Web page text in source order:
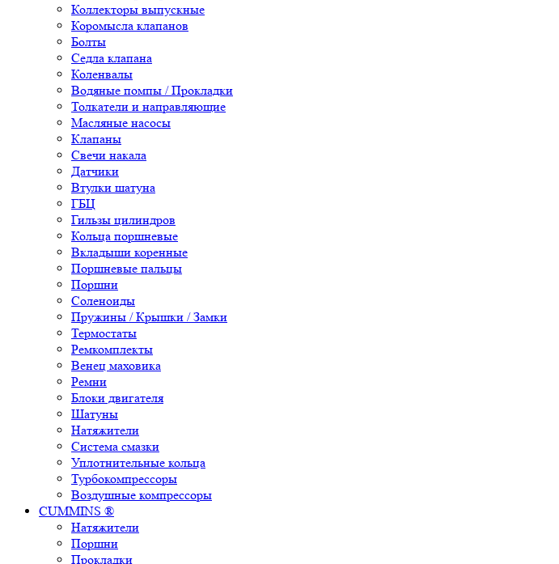
Коллекторы выпускные
Коромысла клапанов
Болты
Седла клапана
Коленвалы
Водяные помпы / Прокладки
Толкатели и направляющие
Масляные насосы
Клапаны
Свечи накала
Датчики
Втулки шатуна
ГБЦ
Гильзы цилиндров
Кольца поршневые
Вкладыши коренные
Поршневые пальцы
Поршни
Соленоиды
Пружины / Крышки / Замки
Термостаты
Ремкомплекты
Венец маховика
Ремни
Блоки двигателя
Шатуны
Натяжители
Система смазки
Уплотнительные кольца
Турбокомпрессоры
Воздушные компрессоры
CUMMINS ®
Натяжители
Поршни
Прокладки